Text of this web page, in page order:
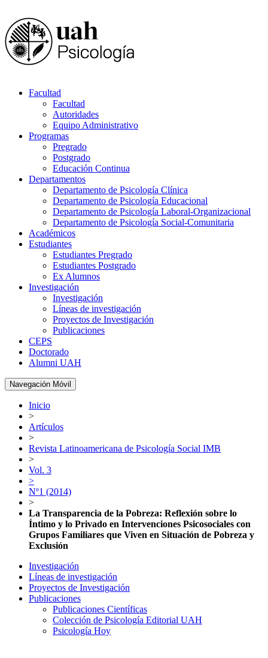
Facultad
Facultad
Autoridades
Equipo Administrativo
Programas
Pregrado
Postgrado
Educación Continua
Departamentos
Departamento de Psicología Clínica
Departamento de Psicología Educacional
Departamento de Psicología Laboral-Organizacional
Departamento de Psicología Social-Comunitaria
Académicos
Estudiantes
Estudiantes Pregrado
Estudiantes Postgrado
Ex Alumnos
Investigación
Investigación
Líneas de investigación
Proyectos de Investigación
Publicaciones
CEPS
Doctorado
Alumni UAH
Navegación Móvil
Inicio
>
Artículos
>
Revista Latinoamericana de Psicología Social IMB
>
Vol. 3
>
Nº1 (2014)
>
La Transparencia de la Pobreza: Reflexión sobre lo
Íntimo y lo Privado en Intervenciones Psicosociales con
Grupos Familiares que Viven en Situación de Pobreza y
Exclusión
Investigación
Líneas de investigación
Proyectos de Investigación
Publicaciones
Publicaciones Científicas
Colección de Psicología Editorial UAH
Psicología Hoy